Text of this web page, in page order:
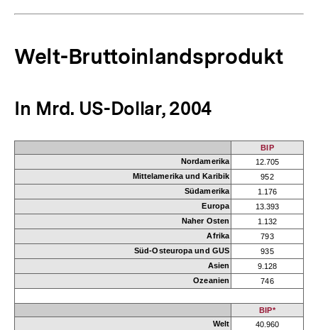
Welt-Bruttoinlandsprodukt
In Mrd. US-Dollar, 2004
BIP
Nordamerika
12.705
Mittelamerika und Karibik
952
Südamerika
1.176
Europa
13.393
Naher Osten
1.132
Afrika
793
Süd-Osteuropa und GUS
935
Asien
9.128
Ozeanien
746
BIP*
Welt
40.960